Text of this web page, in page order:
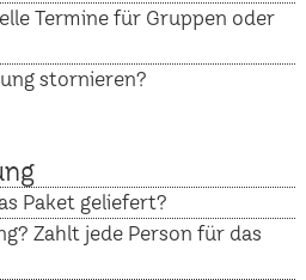
Termine für Gruppen oder
stornieren?
Paket geliefert?
Zahlt jede Person für das